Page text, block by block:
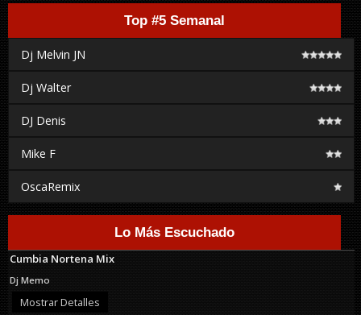
Top #5 Semanal
Dj Melvin JN
Dj Walter
DJ Denis
Mike F
OscaRemix
Lo Más Escuchado
Cumbia Nortena Mix
Dj Memo
Mostrar Detalles